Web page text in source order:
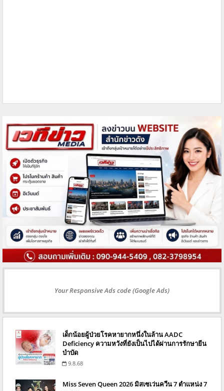
Your Responsive Ads code (Google Ads)
เด็กน้อยผู้ป่วยโรคหายากหนึ่งในล้าน AADC
Deficiency ความหวังที่ยังเป็นไปได้ผ่านการรักษายีน
บำบัด
9.8.68
Miss Seven Queen 2026 มิสเซเว่นควีน 7 ตำแหน่ง 7